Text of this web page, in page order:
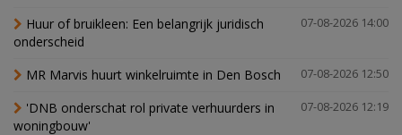
07-08-2026 14:00
Huur of bruikleen: Een belangrijk juridisch
onderscheid
07-08-2026 12:50
MR Marvis huurt winkelruimte in Den Bosch
07-08-2026 12:19
'DNB onderschat rol private verhuurders in
woningbouw'